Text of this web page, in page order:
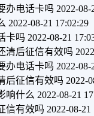
办电话卡吗 2022-08-
2022-08-21 17:02:29
卡吗 2022-08-21
清后征信有效吗
办电话卡吗 2022-08-
后征信有效吗 2022-
响什么 2022-08-21
信有效吗 2022-08-21